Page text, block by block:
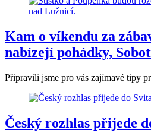
Kam o víkendu za
nabízejí pohádky,
Připravili jsme pro vás zajímavé tipy
Český rozhlas přijede